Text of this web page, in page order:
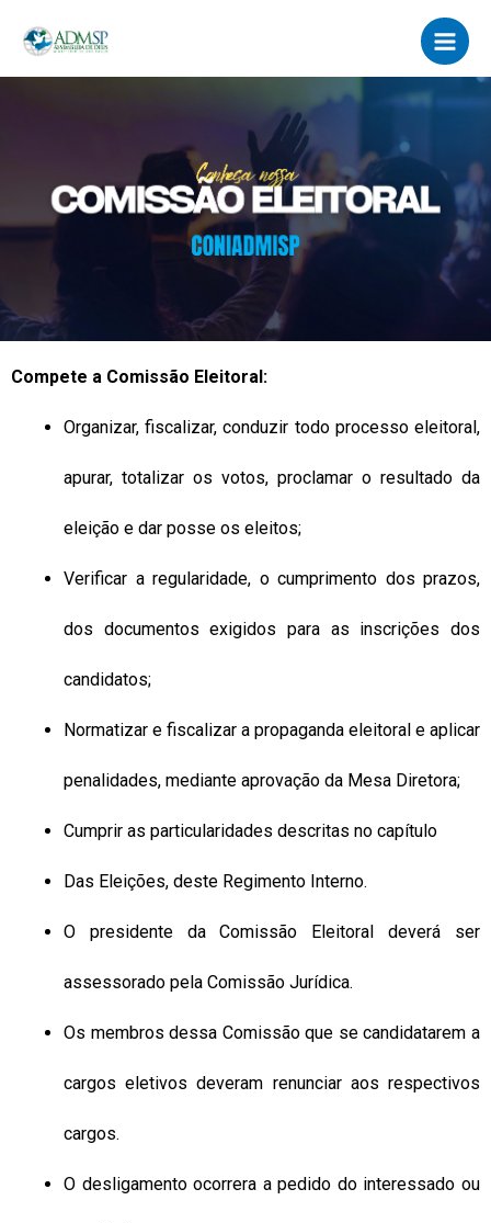
Main
Compete a Comissão Eleitoral:
Organizar, fiscalizar, conduzir todo processo eleitoral,
apurar, totalizar os votos, proclamar o resultado da
eleição e dar posse os eleitos;
Verificar a regularidade, o cumprimento dos prazos,
dos documentos exigidos para as inscrições dos
candidatos;
Normatizar e fiscalizar a propaganda eleitoral e aplicar
penalidades, mediante aprovação da Mesa Diretora;
Cumprir as particularidades descritas no capítulo
Das Eleições, deste Regimento Interno.
O presidente da Comissão Eleitoral deverá ser
assessorado pela Comissão Jurídica.
Os membros dessa Comissão que se candidatarem a
cargos eletivos deveram renunciar aos respectivos
cargos.
O desligamento ocorrera a pedido do interessado ou